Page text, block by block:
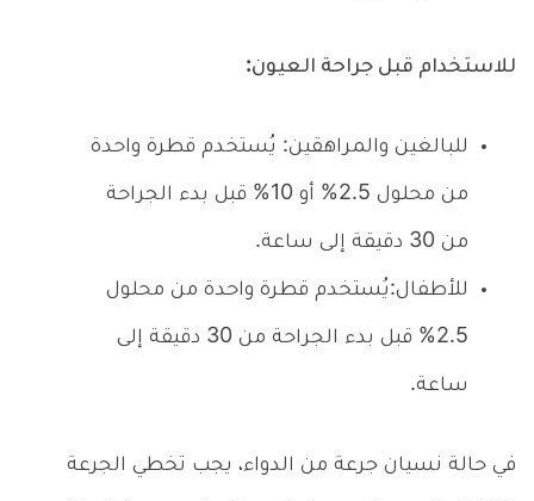
للاستخدام قبل جراحة العيون:
للبالغين والمراهقين: يُستخدم قطرة واحدة
من محلول 2.5% أو 10% قبل بدء الجراحة
من 30 دقيقة إلى ساعة.
للأطفال:يُستخدم قطرة واحدة من محلول
2.5% قبل بدء الجراحة من 30 دقيقة إلى
ساعة.
في حالة نسيان جرعة من الدواء، يجب تخطي الجرعة